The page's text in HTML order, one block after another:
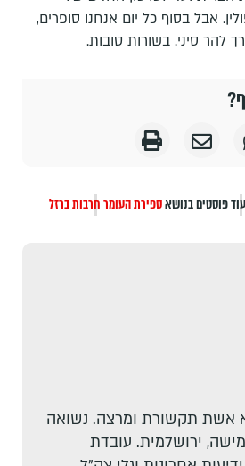
אבל בסוף כל יום אנחנו סופרים,
להר סיני. בשורות טובות.
עוד פוסטים בנושאספירת העומרחרבות ברזל
אשת תקשורת ומרצה. נשואה
ירושלמית. עובדת